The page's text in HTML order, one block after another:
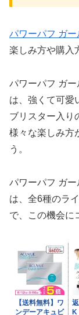
パワーパフ ガ
楽しみ方や購入
パワーパフ ガ
は、強くて可愛
ブリスター入り
様々な楽しみ方
う。
パワーパフ ガ
は、全6種のラ
で、この機会に